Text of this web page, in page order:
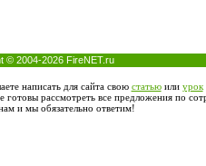
© 2004-2026 FireNET.ru
написать для сайта свою статьюили урок
рассмотреть все предложения по
и мы обязательно ответим!